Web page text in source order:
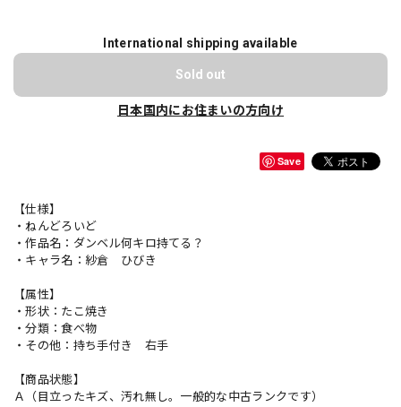
International shipping available
Sold out
日本国内にお住まいの方向け
Save
【仕様】
・ねんどろいど
・作品名：ダンベル何キロ持てる？
・キャラ名：紗倉 ひびき
【属性】
・形状：たこ焼き
・分類：食べ物
・その他：持ち手付き 右手
【商品状態】
Ａ（目立ったキズ、汚れ無し。一般的な中古ランクです）